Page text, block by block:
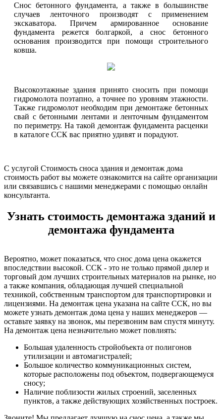
Снос бетонного фундамента, а также в большинстве
случаев ленточного производят с применением
экскаватора. Причем армированное основание
фундамента режется болгаркой, а снос бетонного
основания производится при помощи строительного
ковша.
Высокоэтажные здания принято сносить при помощи
гидромолота поэтапно, а точнее по уровням этажности.
Также гидромолот необходим при демонтаже бетонных
свай с бетонными лентами и ленточным фундаментом
по периметру. На такой демонтаж фундамента расценки
в каталоге ССК вас приятно удивят и порадуют.
С услугой Стоимость сноса здания и демонтаж дома
стоимость работ вы можете ознакомится на сайте организации
или связавшись с нашими менеджерами с помощью онлайн
консультанта.
Узнать стоимость демонтажа зданий и
демонтажа фундамента
Вероятно, может показаться, что снос дома цена окажется
впоследствии высокой. ССК - это не только прямой дилер и
торговый дом лучших строительных материалов на рынке, но
а также компания, обладающая лучшей специальной
техникой, собственным транспортом для транспортировки и
лицензиями. На демонтаж цена указана на сайте ССК, но вы
можете узнать демонтаж дома цена у наших менеджеров —
оставьте заявку на звонок, мы перезвоним вам спустя минуту.
На демонтаж цена незначительно может повлиять:
Большая удаленность стройобъекта от полигонов
утилизации и автомагистралей;
Большое количество коммуникационных систем,
которые расположены под объектом, подвергающемуся
сносу;
Наличие поблизости жилых строений, заселенных
пунктов, а также действующих хозяйственных построек.